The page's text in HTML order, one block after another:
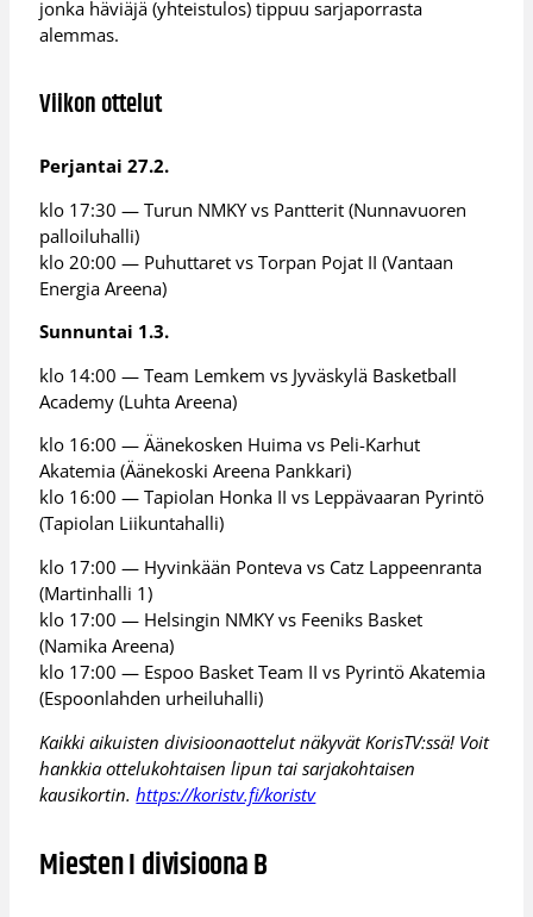
jonka häviäjä (yhteistulos) tippuu sarjaporrasta
alemmas.
Viikon ottelut
Perjantai 27.2.
klo 17:30 — Turun NMKY vs Pantterit (Nunnavuoren
palloiluhalli)
klo 20:00 — Puhuttaret vs Torpan Pojat II (Vantaan
Energia Areena)
Sunnuntai 1.3.
klo 14:00 — Team Lemkem vs Jyväskylä Basketball
Academy (Luhta Areena)
klo 16:00 — Äänekosken Huima vs Peli-Karhut
Akatemia (Äänekoski Areena Pankkari)
klo 16:00 — Tapiolan Honka II vs Leppävaaran Pyrintö
(Tapiolan Liikuntahalli)
klo 17:00 — Hyvinkään Ponteva vs Catz Lappeenranta
(Martinhalli 1)
klo 17:00 — Helsingin NMKY vs Feeniks Basket
(Namika Areena)
klo 17:00 — Espoo Basket Team II vs Pyrintö Akatemia
(Espoonlahden urheiluhalli)
Kaikki aikuisten divisioonaottelut näkyvät KorisTV:ssä! Voit
hankkia ottelukohtaisen lipun tai sarjakohtaisen
kausikortin.https://koristv.fi/koristv
Miesten I divisioona B